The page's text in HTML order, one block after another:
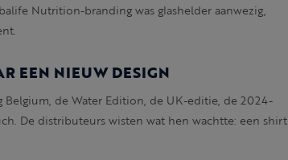
Nutrition-branding was glashelder aanwezig,
EEN NIEUW DESIGN
de Water Edition, de UK-editie, de 2024-
De distributeurs wisten wat hen wachtte: een shirt